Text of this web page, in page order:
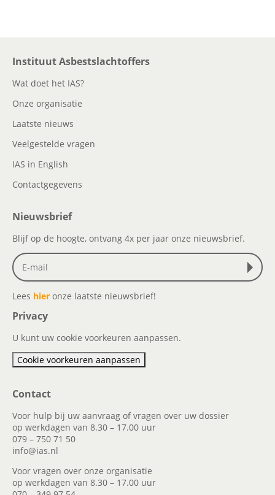
Instituut Asbestslachtoffers
Wat doet het IAS?
Onze organisatie
Laatste nieuws
Veelgestelde vragen
IAS in English
Contactgegevens
Nieuwsbrief
Blijf op de hoogte, ontvang 4x per jaar onze nieuwsbrief.
Lees hier onze laatste nieuwsbrief!
Privacy
U kunt uw cookie voorkeuren aanpassen.
Cookie voorkeuren aanpassen
Contact
Voor hulp bij uw aanvraag of vragen over uw dossier
op werkdagen van 8.30 – 17.00 uur
079 – 750 71 50
info@ias.nl
Voor vragen over onze organisatie
op werkdagen van 8.30 – 17.00 uur